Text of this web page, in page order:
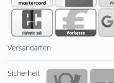
Versandarten
Sicherheit